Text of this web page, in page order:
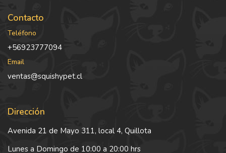
Contacto
Teléfono
+56923777094
Email
ventas@squishypet.cl
Dirección
Avenida 21 de Mayo 311, local 4, Quillota
Lunes a Domingo de 10:00 a 20:00 hrs